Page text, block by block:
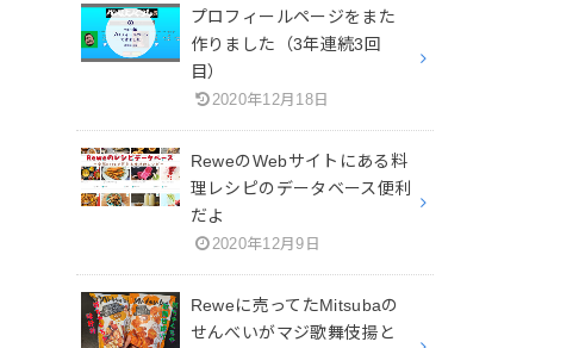
プロフィールページをまた
作りました（3年連続3回
目）
2020年12月18日
ReweのWebサイトにある料
理レシピのデータベース便利
だよ
2020年12月9日
Reweに売ってたMitsubaの
せんべいがマジ歌舞伎揚と